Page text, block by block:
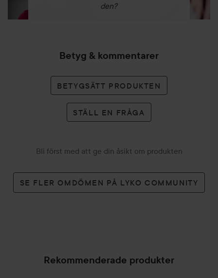
den?
Betyg & kommentarer
BETYGSÄTT PRODUKTEN
STÄLL EN FRÅGA
Bli först med att ge din åsikt om produkten
SE FLER OMDÖMEN PÅ LYKO COMMUNITY
Rekommenderade produkter